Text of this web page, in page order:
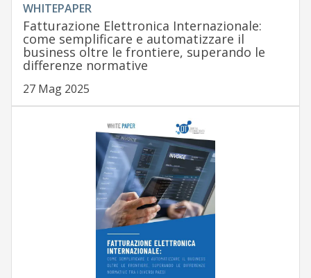
WHITEPAPER
Fatturazione Elettronica Internazionale:
come semplificare e automatizzare il
business oltre le frontiere, superando le
differenze normative
27 Mag 2025